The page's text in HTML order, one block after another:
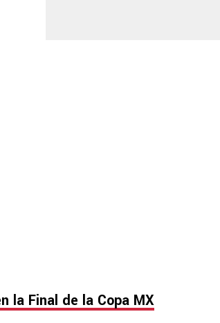
la Final de la Copa MX